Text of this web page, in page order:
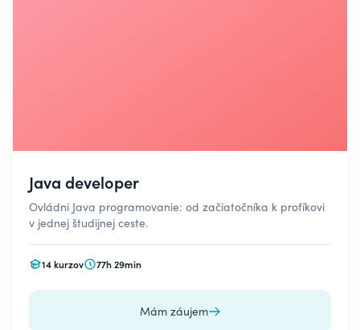
Java developer
Ovládni Java programovanie: od začiatočníka k profíkovi
v jednej študijnej ceste.
14 kurzov 77h 29min
Mám záujem